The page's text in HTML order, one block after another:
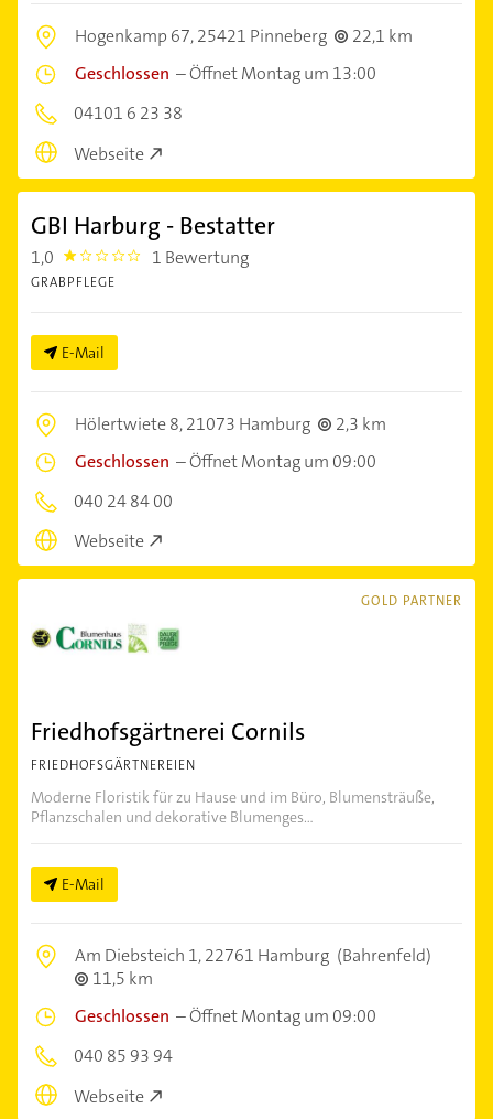
Hogenkamp 67,25421 Pinneberg
22,1 km
Geschlossen –Öffnet Montag um 13:00
04101 6 23 38
Webseite
GBI Harburg - Bestatter
1,0 1.0 1 Bewertung
GRABPFLEGE
E-Mail
Hölertwiete 8,21073 Hamburg
2,3 km
Geschlossen –Öffnet Montag um 09:00
040 24 84 00
Webseite
GOLD PARTNER
Friedhofsgärtnerei Cornils
FRIEDHOFSGÄRTNEREIEN
Moderne Floristik für zu Hause und im Büro, Blumensträuße,
Pflanzschalen und dekorative Blumenges...
E-Mail
Am Diebsteich 1,22761 Hamburg (Bahrenfeld)
11,5 km
Geschlossen –Öffnet Montag um 09:00
040 85 93 94
Webseite